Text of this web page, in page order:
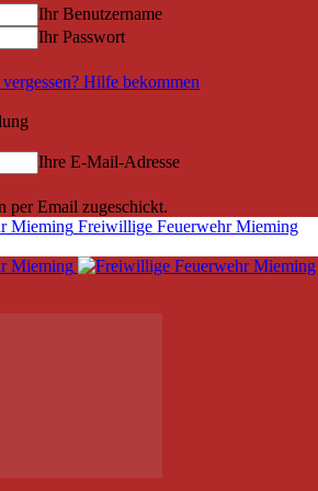
Ihr Benutzername
Ihr Passwort
Hilfe bekommen
Ihre E-Mail-Adresse
per Email zugeschickt.
Freiwillige Feuerwehr Mieming